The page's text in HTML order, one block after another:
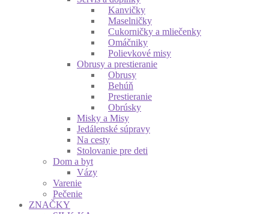
Kanvičky
Maselničky
Cukorničky a mliečenky
Omáčniky
Polievkové misy
Obrusy a prestieranie
Obrusy
Behúň
Prestieranie
Obrúsky
Misky a Misy
Jedálenské súpravy
Na cesty
Stolovanie pre deti
Dom a byt
Vázy
Varenie
Pečenie
ZNAČKY